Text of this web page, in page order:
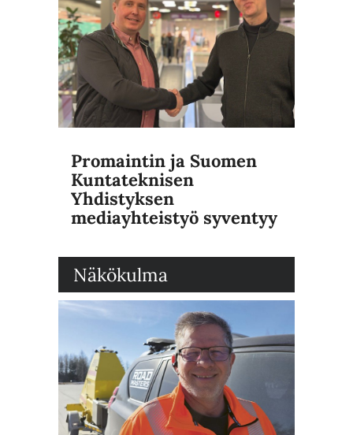
Promaintin ja Suomen
Kuntateknisen
Yhdistyksen
mediayhteistyö syventyy
Näkökulma